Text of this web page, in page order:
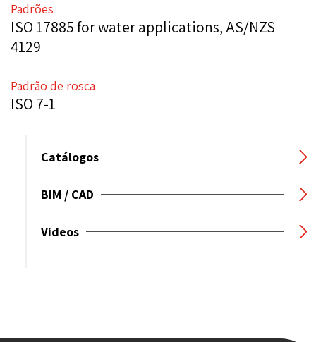
Padrões
ISO 17885 for water applications, AS/NZS
4129
Padrão de rosca
ISO 7-1
Catálogos
BIM / CAD
Videos